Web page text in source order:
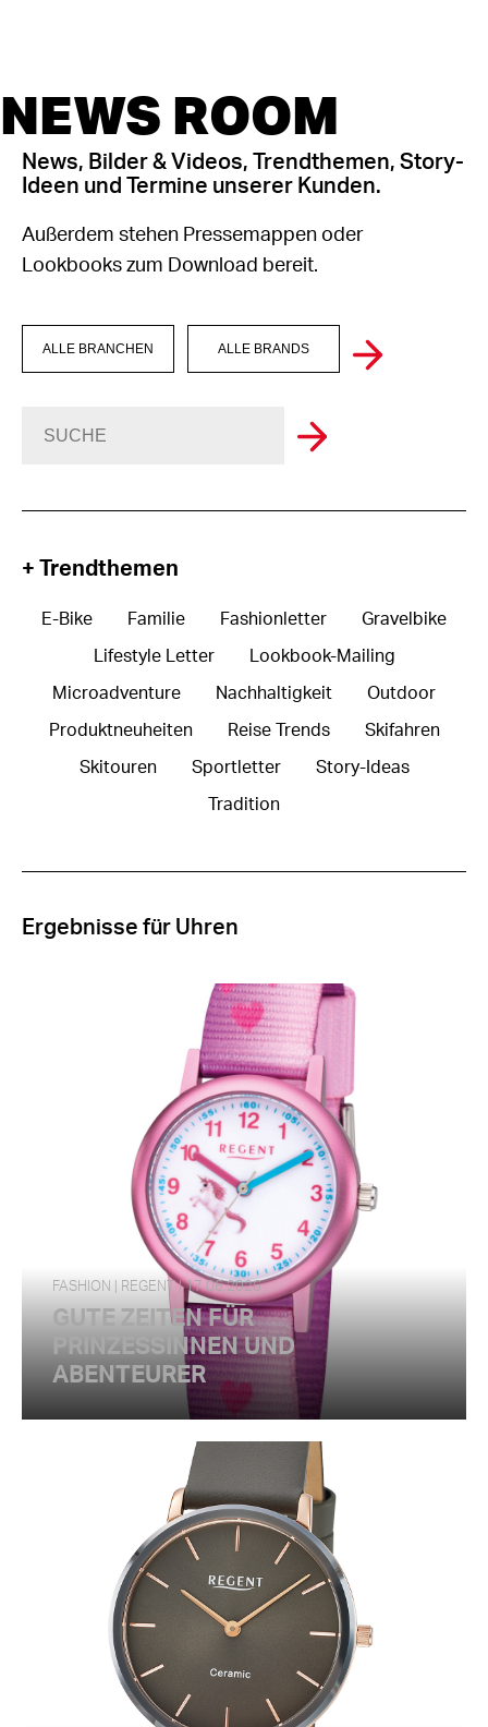
NEWS ROOM
News, Bilder & Videos, Trendthemen, Story-
Ideen und Termine unserer Kunden.
Außerdem stehen Pressemappen oder
Lookbooks zum Download bereit.
ALLE BRANCHEN ALLE BRANDS
+ Trendthemen
E-Bike Familie Fashionletter Gravelbike
Lifestyle Letter Lookbook-Mailing
Microadventure Nachhaltigkeit Outdoor
Produktneuheiten Reise Trends Skifahren
Skitouren Sportletter Story-Ideas
Tradition
Ergebnisse für Uhren
FASHION | REGENT | 17.06.2026
GUTE ZEITEN FÜR
PRINZESSINNEN UND
ABENTEURER